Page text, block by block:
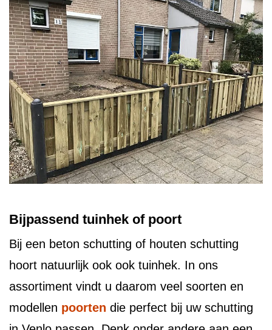
Bijpassend tuinhek of poort
Bij een beton schutting of houten schutting
hoort natuurlijk ook ook tuinhek. In ons
assortiment vindt u daarom veel soorten en
modellen poorten die perfect bij uw schutting